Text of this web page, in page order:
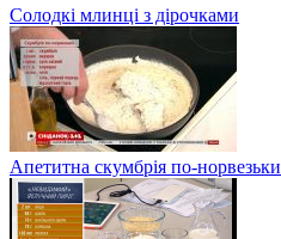
Солодкі млинці з дірочками
Апетитна скумбрія по-норвезьки